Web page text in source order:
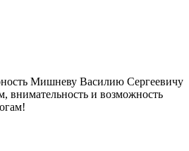
Мишневу Василию Сергеевичу
внимательность и возможность